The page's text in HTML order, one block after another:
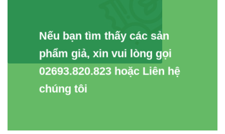
Nếu bạn tìm thấy các sản
phẩm giả, xin vui lòng gọi
02693.820.823 hoặc Liên hệ
chúng tôi